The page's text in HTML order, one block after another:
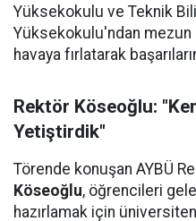
Yüksekokulu ve Teknik
Yüksekokulu'ndan mezun
havaya fırlatarak
Rektör Köseoğlu:
Yetiştirdik"
Törende konuşan AYBÜ
Köseoğlu, öğrencileri
hazırlamak için